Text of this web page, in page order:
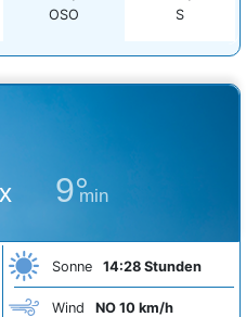
OSO
S
9°
min
Sonne 14:28 Stunden
Wind NO 10 km/h